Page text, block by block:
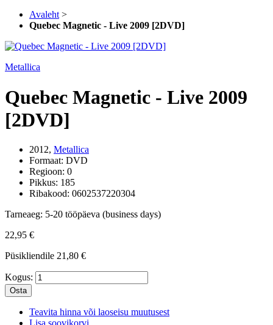
Avaleht >
Quebec Magnetic - Live 2009 [2DVD]
Metallica
Quebec Magnetic - Live 2009
[2DVD]
2012, Metallica
Formaat: DVD
Regioon: 0
Pikkus: 185
Ribakood: 0602537220304
Tarneaeg: 5-20 tööpäeva (business days)
22,95 €
Püsikliendile 21,80 €
Kogus:
Osta
Teavita hinna või laoseisu muutusest